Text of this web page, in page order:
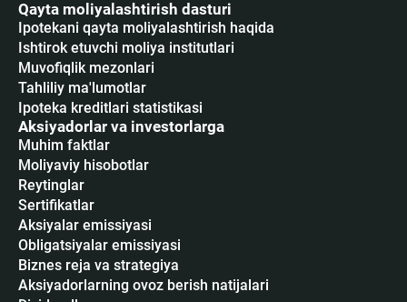
Qayta moliyalashtirish dasturi
Ipotekani qayta moliyalashtirish haqida
Ishtirok etuvchi moliya institutlari
Muvofiqlik mezonlari
Tahliliy ma'lumotlar
Ipoteka kreditlari statistikasi
Aksiyadorlar va investorlarga
Muhim faktlar
Moliyaviy hisobotlar
Reytinglar
Sertifikatlar
Аksiyalar emissiyasi
Obligatsiyalar emissiyasi
Biznes reja va strategiya
Aksiyadorlarning ovoz berish natijalari